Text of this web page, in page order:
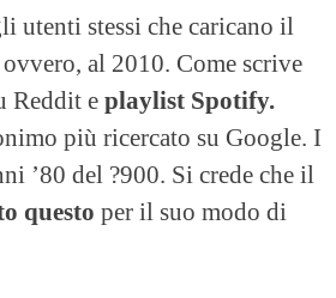
utenti stessi che caricano il
al 2010. Come scrive
Reddit e playlist Spotify.
più ricercato su Google. I
’80 del ?900. Si crede che il
questo per il suo modo di